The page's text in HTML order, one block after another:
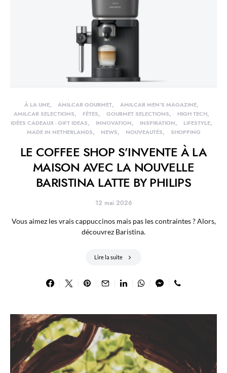
À LA UNE AMILCAR GOURMET
AMILCAR MEN'S MAGAZINE
AMILCAR SELECTIONS
FÊTES GOURMET SELECTIONS
HIGH TECH
IDÉES CADEAUX - GIFT IDEAS
INNOVATION INSPIRATION
LIFESTYLE
MADE IN NETHERLANDS
NEWS NOUVEAUTÉS SHOPPING
LE COFFEE SHOP S’INVENTE À LA
MAISON AVEC LA NOUVELLE
BARISTINA LATTE BY PHILIPS
12 mai 2026
Vous aimez les vrais cappuccinos mais pas les contraintes ? Alors,
découvrez Baristina.
Lire la suite